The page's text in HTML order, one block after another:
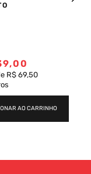
,00
R$ 69,50
AO CARRINHO